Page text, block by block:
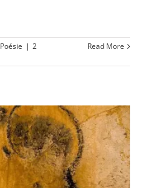
Poésie | 2
Read More